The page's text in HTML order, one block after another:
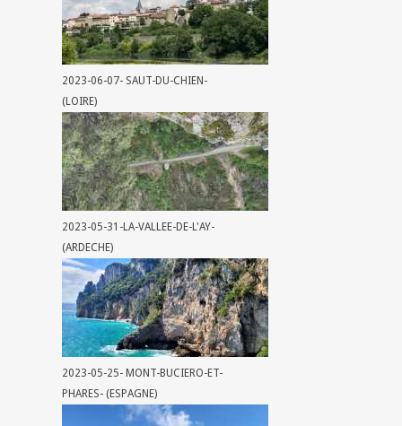
2023-06-07- SAUT-DU-CHIEN-
(LOIRE)
2023-05-31-LA-VALLEE-DE-L'AY-
(ARDECHE)
2023-05-25- MONT-BUCIERO-ET-
PHARES- (ESPAGNE)